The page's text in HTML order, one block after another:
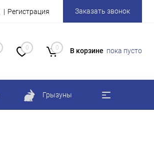
Регистрация Заказать звонок
0 0 В корзине пока пусто
Грызуны